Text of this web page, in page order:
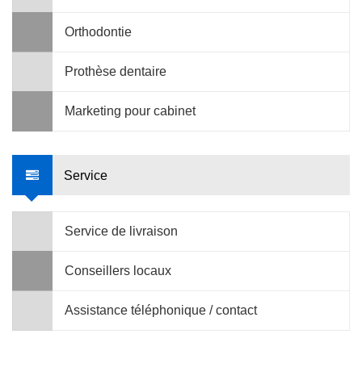
Orthodontie
Prothèse dentaire
Marketing pour cabinet
Service
Service de livraison
Conseillers locaux
Assistance téléphonique / contact